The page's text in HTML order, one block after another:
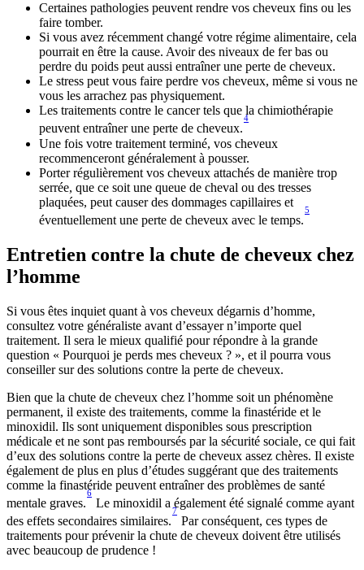
Certaines pathologies peuvent rendre vos cheveux fins ou les
faire tomber.
Si vous avez récemment changé votre régime alimentaire, cela
pourrait en être la cause. Avoir des niveaux de fer bas ou
perdre du poids peut aussi entraîner une perte de cheveux.
Le stress peut vous faire perdre vos cheveux, même si vous ne
vous les arrachez pas physiquement.
Les traitements contre le cancer tels que la chimiothérapie
peuvent entraîner une perte de cheveux.
4
Une fois votre traitement terminé, vos cheveux
recommenceront généralement à pousser.
Porter régulièrement vos cheveux attachés de manière trop
serrée, que ce soit une queue de cheval ou des tresses
plaquées, peut causer des dommages capillaires et
éventuellement une perte de cheveux avec le temps.
5
Entretien contre la chute de cheveux chez
l’homme
Si vous êtes inquiet quant à vos cheveux dégarnis d’homme,
consultez votre généraliste avant d’essayer n’importe quel
traitement. Il sera le mieux qualifié pour répondre à la grande
question « Pourquoi je perds mes cheveux ? », et il pourra vous
conseiller sur des solutions contre la perte de cheveux.
Bien que la chute de cheveux chez l’homme soit un phénomène
permanent, il existe des traitements, comme la finastéride et le
minoxidil. Ils sont uniquement disponibles sous prescription
médicale et ne sont pas remboursés par la sécurité sociale, ce qui fait
d’eux des solutions contre la perte de cheveux assez chères. Il existe
également de plus en plus d’études suggérant que des traitements
comme la finastéride peuvent entraîner des problèmes de santé
mentale graves.
6
Le minoxidil a également été signalé comme ayant
des effets secondaires similaires.
7
Par conséquent, ces types de
traitements pour prévenir la chute de cheveux doivent être utilisés
avec beaucoup de prudence !